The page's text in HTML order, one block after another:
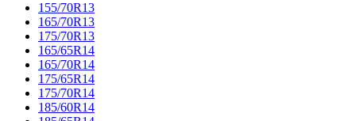
155/70R13
165/70R13
175/70R13
165/65R14
165/70R14
175/65R14
175/70R14
185/60R14